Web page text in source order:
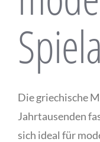
Die griechische
Jahrtausenden
sich ideal für